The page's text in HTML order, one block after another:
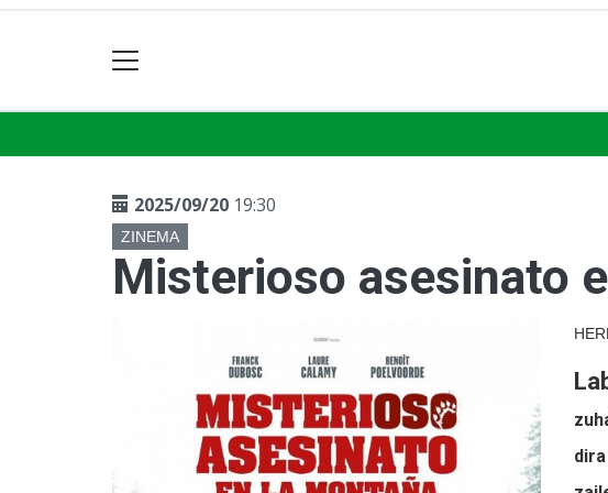
2025/09/20 19:30
ZINEMA
Misterioso asesinato